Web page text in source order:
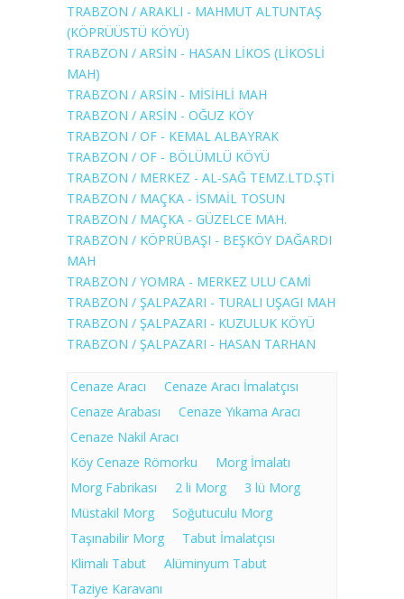
TRABZON / ARAKLI - MAHMUT ALTUNTAŞ
(KÖPRÜÜSTÜ KÖYÜ)
TRABZON / ARSİN - HASAN LİKOS (LİKOSLİ
MAH)
TRABZON / ARSİN - MİSİHLİ MAH
TRABZON / ARSİN - OĞUZ KÖY
TRABZON / OF - KEMAL ALBAYRAK
TRABZON / OF - BÖLÜMLÜ KÖYÜ
TRABZON / MERKEZ - AL-SAĞ TEMZ.LTD.ŞTİ
TRABZON / MAÇKA - İSMAİL TOSUN
TRABZON / MAÇKA - GÜZELCE MAH.
TRABZON / KÖPRÜBAŞI - BEŞKÖY DAĞARDI
MAH
TRABZON / YOMRA - MERKEZ ULU CAMİ
TRABZON / ŞALPAZARI - TURALI UŞAGI MAH
TRABZON / ŞALPAZARI - KUZULUK KÖYÜ
TRABZON / ŞALPAZARI - HASAN TARHAN
Cenaze Aracı
Cenaze Aracı İmalatçısı
Cenaze Arabası
Cenaze Yıkama Aracı
Cenaze Nakil Aracı
Köy Cenaze Römorku
Morg İmalatı
Morg Fabrikası
2 li Morg
3 lü Morg
Müstakil Morg
Soğutuculu Morg
Taşınabilir Morg
Tabut İmalatçısı
Klimalı Tabut
Alüminyum Tabut
Taziye Karavanı